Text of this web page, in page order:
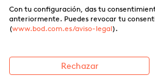
Con tu configuración, das tu
anteriormente. Puedes revocar tu
(www.bod.com.es/aviso-legal).
Rechazar